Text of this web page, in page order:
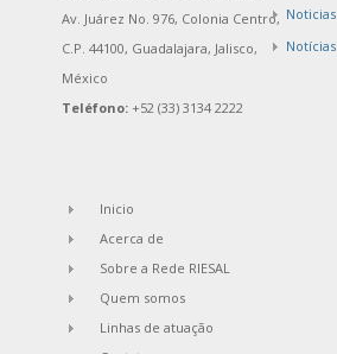
Av. Juárez No. 976, Colonia Centro,
C.P. 44100, Guadalajara, Jalisco,
México
Teléfono: +52 (33) 3134 2222
Noticias
Notícias
Inicio
Acerca de
Sobre a Rede RIESAL
Quem somos
Linhas de atuação